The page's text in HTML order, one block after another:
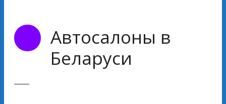
Автосалоны в
Беларуси